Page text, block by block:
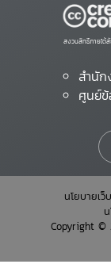
สงวนสิทธิ์ภายใ
สำนัก
ศูนย์ข้
นโยบายเว็
Copyright ©